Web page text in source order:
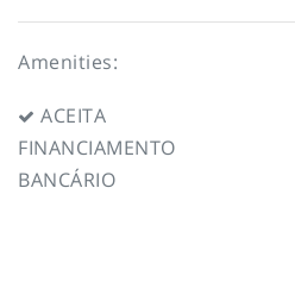
Amenities:
ACEITA
FINANCIAMENTO
BANCÁRIO